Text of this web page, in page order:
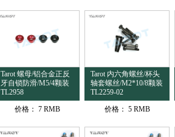
Tarot 螺母/铝合金正反
牙自锁防滑/M5/4颗装
TL2958
价格： 7 RMB
Tarot 内六角螺丝/杯头
轴套螺丝/M2*10/8颗装
TL2259-02
价格： 5 RMB